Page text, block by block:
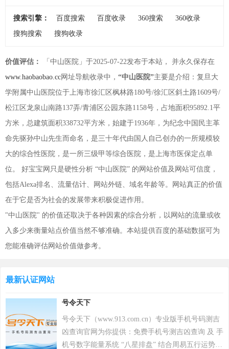
搜索引擎： 百度搜索 百度收录 360搜索
360收录
搜狗搜索
搜狗收录
价值评估：
「中山医院」于2025-07-22发布于本站， 并永久保存在
www.haobaobao.cc网址导航收录中， “中山医院”主要是介绍：复旦大
学附属中山医院位于上海市徐汇区枫林路180号/徐汇区斜土路1609号/
松江区龙泉山南路137弄/青浦区公园东路1158号，占地面积95892.1平
方米，总建筑面积338732平方米，始建于1936年，为纪念中国民主革
命先驱孙中山先生而命名，是三十年代由国人自己创办的一所规模较
大的综合性医院，是一所三级甲等综合医院，是上海市医保定点单
位。 好宝宝网只是硬性分析 “中山医院” 的网站价值及网站可信度，
包括Alexa排名、流量估计、网站外链、域名年龄等。网站真正的价值
在于它是否为社会的发展带来积极促进作用。
"中山医院" 的价值还取决于各种因素的综合分析，以网站的流量或收
入多少来衡量站点价值当然不够准确。本站提供百度的基础数据可为
您能准确评估网站价值做参考。
最新认证网站
号令天下
号令天下（www.913.com.cn）专业版手机号码测吉
凶查询官网为你提供：免费手机号测吉凶查询 及 手
机号数字能量系统 “八星排盘” 结合周易五行运势来